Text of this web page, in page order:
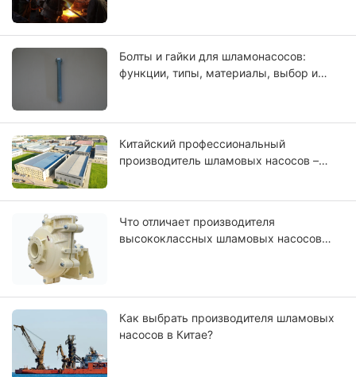
Болты и гайки для шламонасосов:
функции, типы, материалы, выбор и
Китайский профессиональный
производитель шламовых насосов –
насосных решений
Что отличает производителя
высококлассных шламовых насосов
Как выбрать производителя шламовых
насосов в Китае?